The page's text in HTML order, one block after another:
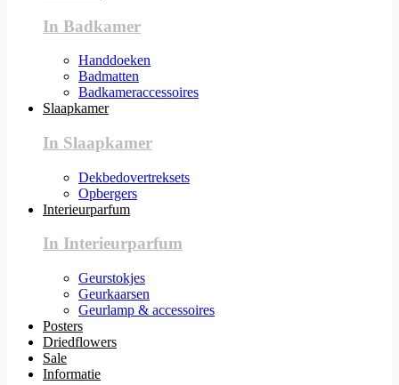
In Badkamer
Handdoeken
Badmatten
Badkameraccessoires
Slaapkamer
In Slaapkamer
Dekbedovertreksets
Opbergers
Interieurparfum
In Interieurparfum
Geurstokjes
Geurkaarsen
Geurlamp & accessoires
Posters
Driedflowers
Sale
Informatie